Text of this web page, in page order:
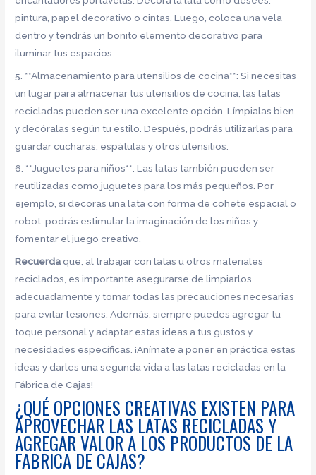
pintura, papel decorativo o cintas. Luego, coloca una vela
dentro y tendrás un bonito elemento decorativo para
iluminar tus espacios.
5. **Almacenamiento para utensilios de cocina**: Si necesitas
un lugar para almacenar tus utensilios de cocina, las latas
recicladas pueden ser una excelente opción. Límpialas bien
y decóralas según tu estilo. Después, podrás utilizarlas para
guardar cucharas, espátulas y otros utensilios.
6. **Juguetes para niños**: Las latas también pueden ser
reutilizadas como juguetes para los más pequeños. Por
ejemplo, si decoras una lata con forma de cohete espacial o
robot, podrás estimular la imaginación de los niños y
fomentar el juego creativo.
Recuerdaque, al trabajar con latas u otros materiales
reciclados, es importante asegurarse de limpiarlos
adecuadamente y tomar todas las precauciones necesarias
para evitar lesiones. Además, siempre puedes agregar tu
toque personal y adaptar estas ideas a tus gustos y
necesidades específicas. ¡Anímate a poner en práctica estas
ideas y darles una segunda vida a las latas recicladas en la
Fábrica de Cajas!
¿QUÉ OPCIONES CREATIVAS EXISTEN PARA
APROVECHAR LAS LATAS RECICLADAS Y
AGREGAR VALOR A LOS PRODUCTOS DE LA
FABRICA DE CAJAS?